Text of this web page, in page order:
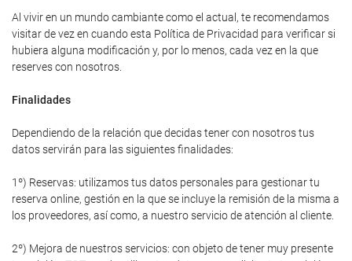
Al vivir en un mundo cambiante como el actual, te recomendamos
visitar de vez en cuando esta Política de Privacidad para verificar si
hubiera alguna modificación y, por lo menos, cada vez en la que
reserves con nosotros.
Finalidades
Dependiendo de la relación que decidas tener con nosotros tus
datos servirán para las siguientes finalidades:
1º) Reservas: utilizamos tus datos personales para gestionar tu
reserva online, gestión en la que se incluye la remisión de la misma a
los proveedores, así como, a nuestro servicio de atención al cliente.
2º) Mejora de nuestros servicios: con objeto de tener muy presente